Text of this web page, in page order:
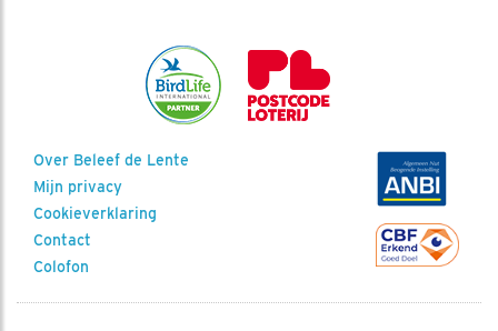
Over Beleef de Lente
Mijn privacy
Cookieverklaring
Contact
Colofon